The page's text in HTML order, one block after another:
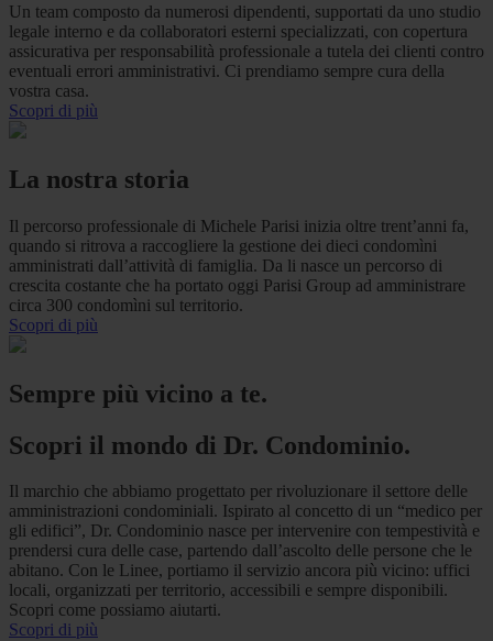
Un team composto da numerosi dipendenti, supportati da uno studio
legale interno e da collaboratori esterni specializzati, con copertura
assicurativa per responsabilità professionale a tutela dei clienti contro
eventuali errori amministrativi. Ci prendiamo sempre cura della
vostra casa.
Scopri di più
La nostra storia
Il percorso professionale di Michele Parisi inizia oltre trent’anni fa,
quando si ritrova a raccogliere la gestione dei dieci condomìni
amministrati dall’attività di famiglia. Da li nasce un percorso di
crescita costante che ha portato oggi Parisi Group ad amministrare
circa 300 condomìni sul territorio.
Scopri di più
Sempre più vicino a te.
Scopri il mondo di Dr. Condominio.
Il marchio che abbiamo progettato per rivoluzionare il settore delle
amministrazioni condominiali. Ispirato al concetto di un “medico per
gli edifici”, Dr. Condominio nasce per intervenire con tempestività e
prendersi cura delle case, partendo dall’ascolto delle persone che le
abitano. Con le Linee, portiamo il servizio ancora più vicino: uffici
locali, organizzati per territorio, accessibili e sempre disponibili.
Scopri come possiamo aiutarti.
Scopri di più